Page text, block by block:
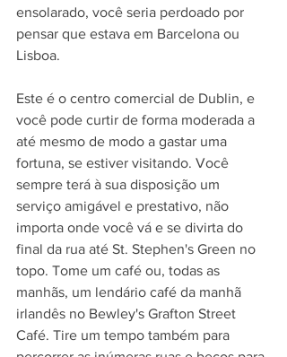
ensolarado, você seria perdoado por
pensar que estava em Barcelona ou
Lisboa.
Este é o centro comercial de Dublin, e
você pode curtir de forma moderada a
até mesmo de modo a gastar uma
fortuna, se estiver visitando. Você
sempre terá à sua disposição um
serviço amigável e prestativo, não
importa onde você vá e se divirta do
final da rua até St. Stephen's Green no
topo. Tome um café ou, todas as
manhãs, um lendário café da manhã
irlandês no Bewley's Grafton Street
Café. Tire um tempo também para